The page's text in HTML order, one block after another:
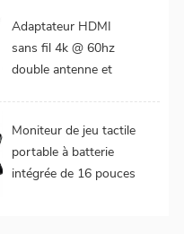
Adaptateur HDMI
sans fil 4k @ 60hz
double antenne et
Moniteur de jeu tactile
portable à batterie
intégrée de 16 pouces